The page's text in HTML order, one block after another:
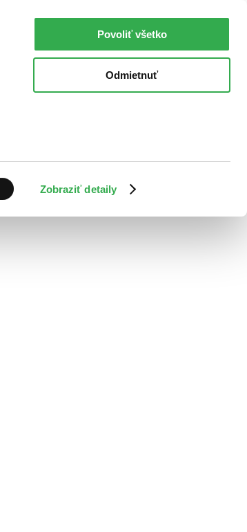
Zobraziť detaily
Povoliť všetko
Odmietnuť